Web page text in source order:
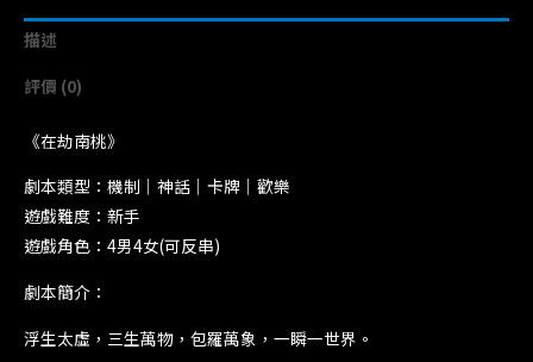
描述
評價 (0)
《在劫南桃》
劇本類型：機制｜神話｜卡牌｜歡樂
遊戲難度：新手
遊戲角色：4男4女(可反串)
劇本簡介：
浮生太虛，三生萬物，包羅萬象，一瞬一世界。